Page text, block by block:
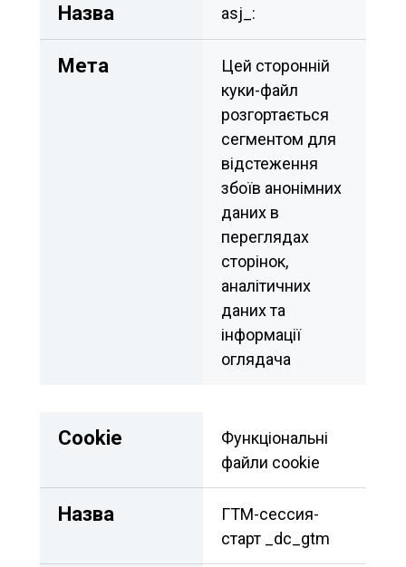
Назва asj_:
Мета
Цей сторонній
куки-файл
розгортається
сегментом для
відстеження
збоїв анонімних
даних в
переглядах
сторінок,
аналітичних
даних та
інформації
оглядача
Сookie
Функціональні
файли cookie
Назва
ГТМ-сессия-
старт _dc_gtm